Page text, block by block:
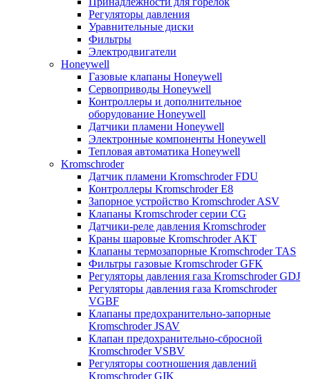
Регуляторы давления
Уравнительные диски
Фильтры
Электродвигатели
Honeywell
Газовые клапаны Honeywell
Сервоприводы Honeywell
Контроллеры и дополнительное
оборудование Honeywell
Датчики пламени Honeywell
Электронные компоненты Honeywell
Тепловая автоматика Honeywell
Kromschroder
Датчик пламени Kromschroder FDU
Контроллеры Kromschroder E8
Запорное устройство Kromschroder ASV
Клапаны Kromschroder серии CG
Датчики-реле давления Kromschroder
Краны шаровые Kromschroder АКТ
Клапаны термозапорные Kromschroder TAS
Фильтры газовые Kromschroder GFK
Регуляторы давления газа Kromschroder GDJ
Регуляторы давления газа Kromschroder
VGBF
Клапаны предохранительно-запорные
Kromschroder JSAV
Клапан предохранительно-сбросной
Kromschroder VSBV
Регуляторы соотношения давлений
Kromschroder GIK